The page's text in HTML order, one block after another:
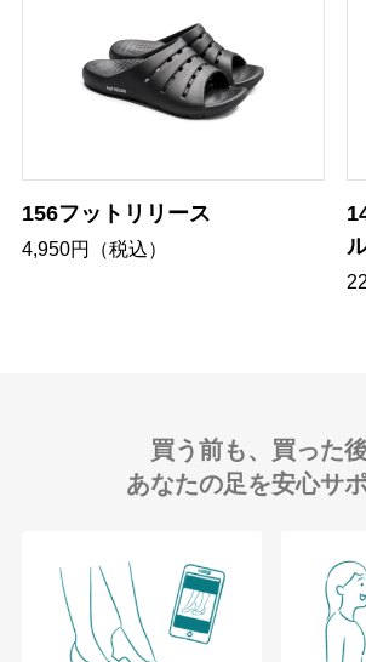
156フットリリース
4,950円（税込）
買う前も、買った
あなたの足を安心サ